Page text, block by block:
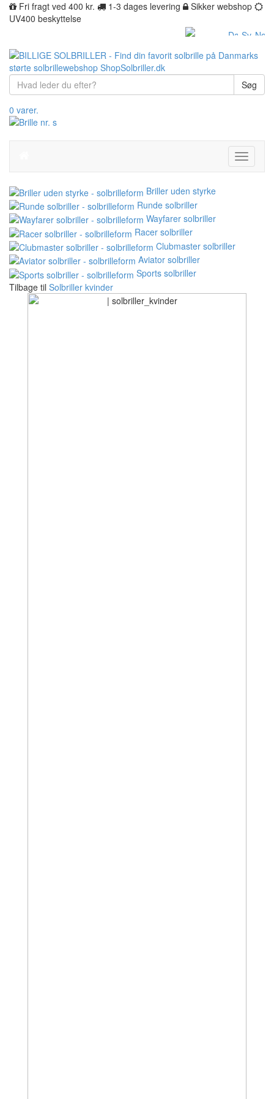
Fri fragt ved 400 kr. 1-3 dages levering
Sikker webshop
UV400 beskyttelse
Søg
0 varer.
Toggle
Briller uden styrke
Runde solbriller
Wayfarer solbriller
Racer solbriller
Clubmaster solbriller
Aviator solbriller
Sports solbriller
Tilbage til Solbriller kvinder